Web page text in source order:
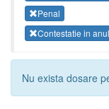
Penal
Contestatie in
Nu exista dosare